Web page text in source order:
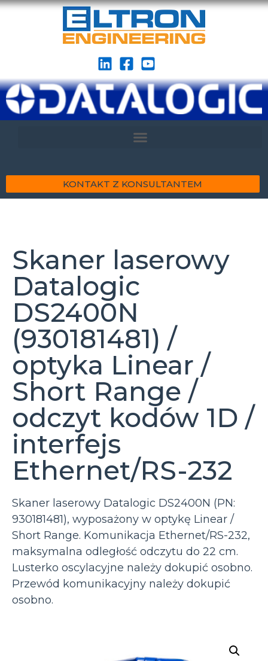
KONTAKT Z KONSULTANTEM
Skaner laserowy
Datalogic
DS2400N
(930181481) /
optyka Linear /
Short Range /
odczyt kodów 1D /
interfejs
Ethernet/RS-232
Skaner laserowy Datalogic DS2400N (PN:
930181481), wyposażony w optykę Linear /
Short Range. Komunikacja Ethernet/RS-232,
maksymalna odległość odczytu do 22 cm.
Lusterko oscylacyjne należy dokupić osobno.
Przewód komunikacyjny należy dokupić
osobno.